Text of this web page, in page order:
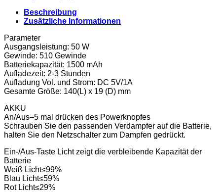
Beschreibung
Zusätzliche Informationen
Parameter
Ausgangsleistung: 50 W
Gewinde: 510 Gewinde
Batteriekapazität: 1500 mAh
Aufladezeit: 2-3 Stunden
Aufladung Vol. und Strom: DC 5V/1A
Gesamte Größe: 140(L) x 19 (D) mm
AKKU
An/Aus–5 mal drücken des Powerknopfes
Schrauben Sie den passenden Verdampfer auf die Batterie,
halten Sie den Netzschalter zum Dampfen gedrückt.
Ein-/Aus-Taste Licht zeigt die verbleibende Kapazität der
Batterie
Weiß Licht≤99%
Blau Licht≤59%
Rot Licht≤29%